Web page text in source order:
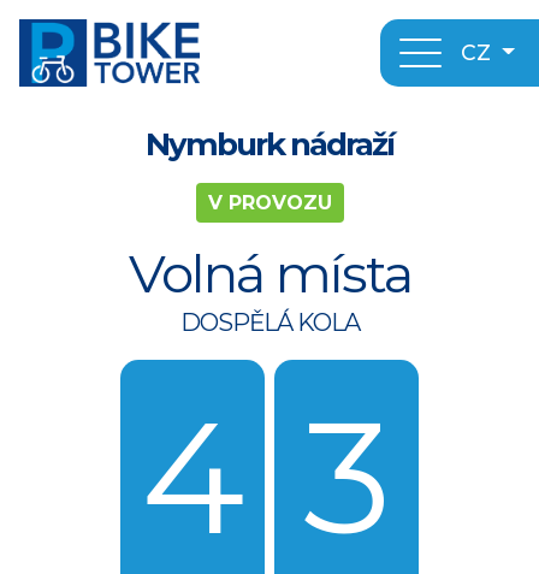
CZ
Nymburk nádraží
V PROVOZU
Volná místa
DOSPĚLÁ KOLA
4 3